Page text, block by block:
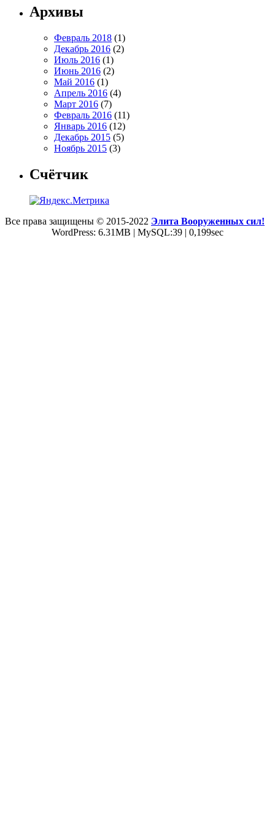
Архивы
Февраль 2018 (1)
Декабрь 2016 (2)
Июль 2016 (1)
Июнь 2016 (2)
Май 2016 (1)
Апрель 2016 (4)
Март 2016 (7)
Февраль 2016 (11)
Январь 2016 (12)
Декабрь 2015 (5)
Ноябрь 2015 (3)
Счётчик
Все права защищены © 2015-2022 Элита Вооруженных сил!
WordPress: 6.31MB | MySQL:39 | 0,199sec